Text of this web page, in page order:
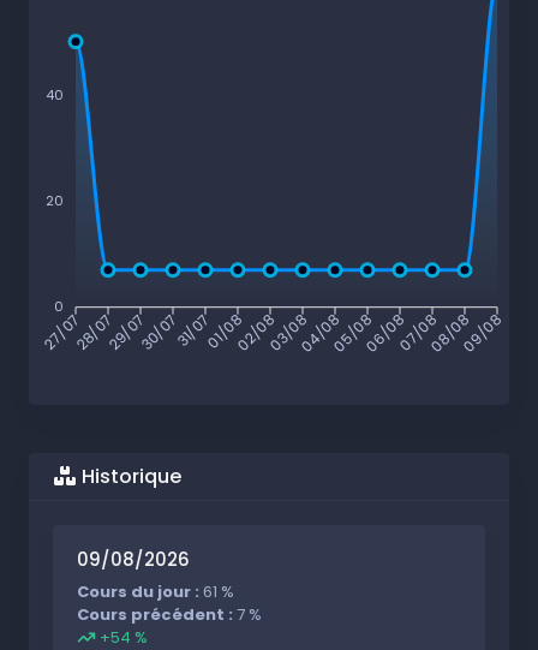
40
20
0
27/0728/0729/0730/0731/0701/0802/0803/0804/0805/0806/0807/0808/0809/08
Historique
09/08/2026
Cours du jour : 61 %
Cours précédent : 7 %
+54 %